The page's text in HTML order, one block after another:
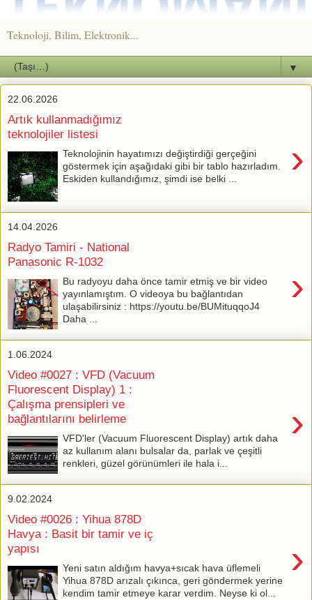
Teknoloji, Bilim, Elektronik...
▼
22.06.2026
Artık kullanmadığımız
teknolojiler listesi
›
Teknolojinin hayatımızı değiştirdiği gerçeğini
göstermek için aşağıdaki gibi bir tablo hazırladım.
Eskiden kullandığımız, şimdi ise belki ...
14.04.2026
Radyo Tamiri - National
Panasonic R-1032
›
Bu radyoyu daha önce tamir etmiş ve bir video
yayınlamıştım. O videoya bu bağlantıdan
ulaşabilirsiniz : https://youtu.be/BUMituqqoJ4
Daha ...
1.06.2024
Video #0027 : VFD (Vacuum
Fluorescent Display) 1 :
Çalışma prensipleri ve
bağlantılarını belirleme
›
VFD'ler (Vacuum Fluorescent Display) artık daha
az kullanım alanı bulsalar da, parlak ve çeşitli
renkleri, güzel görünümleri ile hala i...
9.02.2024
Video #0026 : Yihua 878D
Havya : Basit bir tamir ve iç
yapısı
›
Yeni satın aldığım havya+sıcak hava üflemeli
Yihua 878D arızalı çıkınca, geri göndermek yerine
kendim tamir etmeye karar verdim. Neyse ki ol...